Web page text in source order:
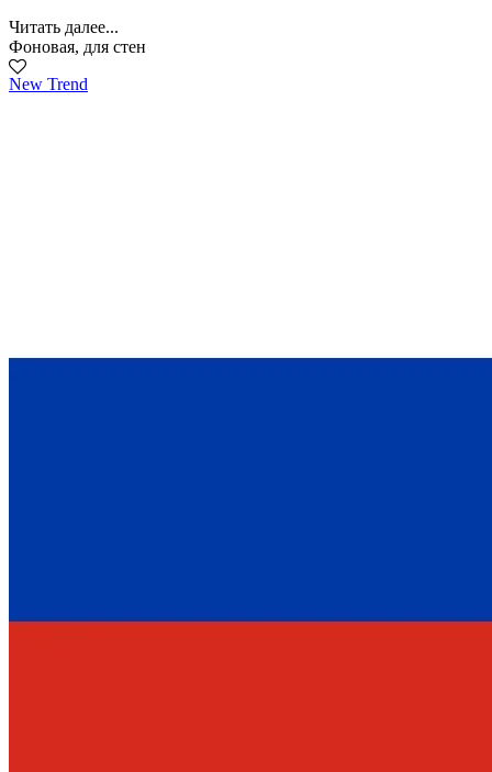
Читать далее...
Фоновая, для стен
New Trend